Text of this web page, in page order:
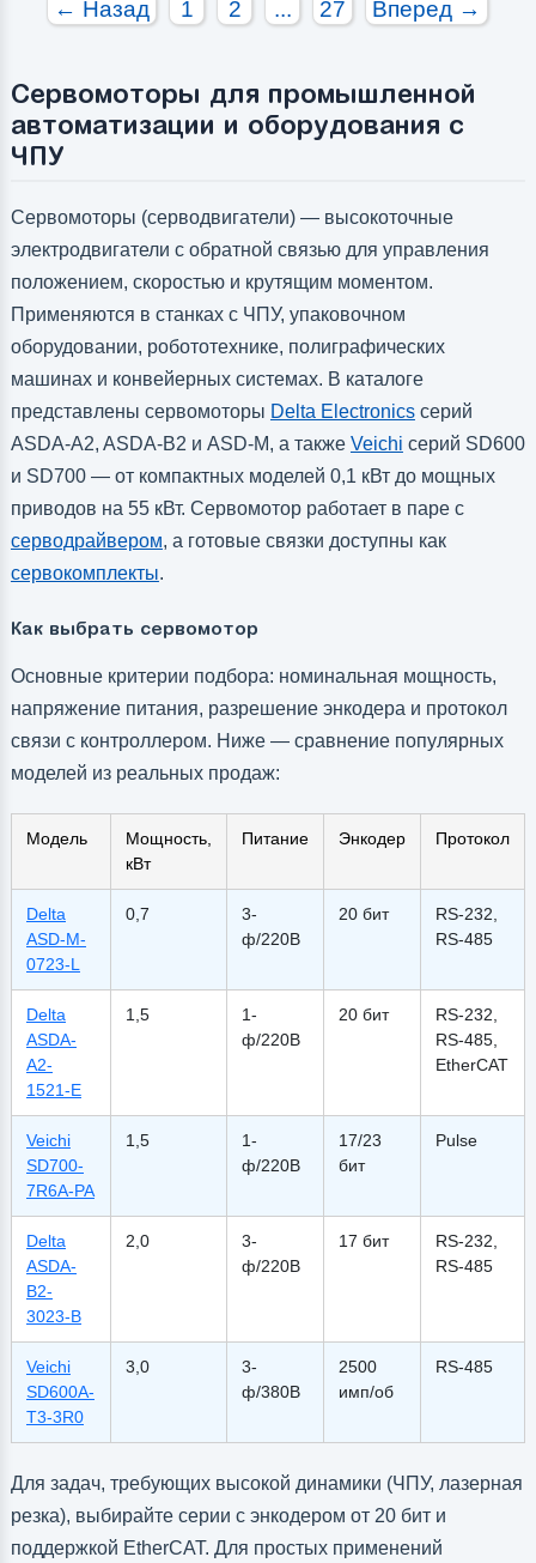
Тормоз:
Тормоз:0
← Назад 1 2 ... 27 Вперед →
Сервомоторы для промышленной
автоматизации и оборудования с
ЧПУ
Сервомоторы (серводвигатели) — высокоточные
электродвигатели с обратной связью для управления
положением, скоростью и крутящим моментом.
Применяются в станках с ЧПУ, упаковочном
оборудовании, робототехнике, полиграфических
машинах и конвейерных системах. В каталоге
представлены сервомоторы Delta Electronicsсерий
ASDA-A2, ASDA-B2 и ASD-M, а также Veichi серий SD600
и SD700 — от компактных моделей 0,1 кВт до мощных
приводов на 55 кВт. Сервомотор работает в паре с
серводрайвером, а готовые связки доступны как
сервокомплекты.
Как выбрать сервомотор
Основные критерии подбора: номинальная мощность,
напряжение питания, разрешение энкодера и протокол
связи с контроллером. Ниже — сравнение популярных
моделей из реальных продаж:
Модель
Мощность,
кВт
Питание Энкодер Протокол
Delta
ASD-M-
0723-L
0,7
3-
ф/220В
20 бит
RS-232,
RS-485
Delta
ASDA-
A2-
1521-E
1,5
1-
ф/220В
20 бит
RS-232,
RS-485,
EtherCAT
Veichi
SD700-
7R6A-PA
1,5
1-
ф/220В
17/23
бит
Pulse
Delta
ASDA-
B2-
3023-B
2,0
3-
ф/220В
17 бит
RS-232,
RS-485
Veichi
SD600A-
T3-3R0
3,0
3-
ф/380В
2500
имп/об
RS-485
Для задач, требующих высокой динамики (ЧПУ, лазерная
резка), выбирайте серии с энкодером от 20 бит и
поддержкой EtherCAT. Для простых применений